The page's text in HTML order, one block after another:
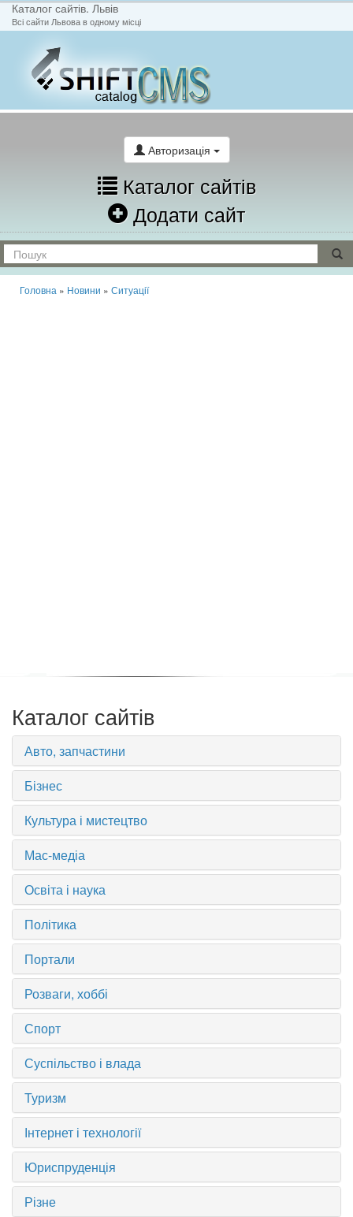
Каталог сайтів. Львів
Всі сайти Львова в одному місці
Авторизація
Каталог сайтів
Додати сайт
Головна » Новини » Ситуації
Каталог сайтів
Авто, запчастини
Бізнес
Культура і мистецтво
Мас-медіа
Освіта і наука
Політика
Портали
Розваги, хоббі
Спорт
Суспільство і влада
Туризм
Інтернет і технології
Юриспруденція
Різне